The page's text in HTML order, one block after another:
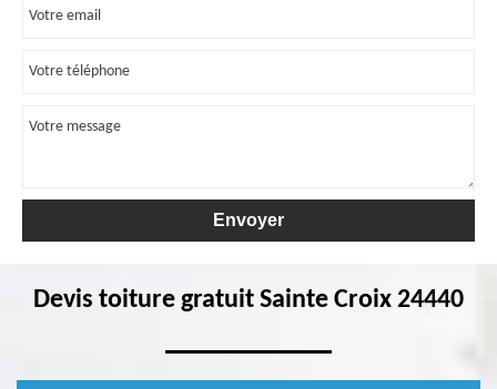
Devis toiture gratuit Sainte Croix 24440